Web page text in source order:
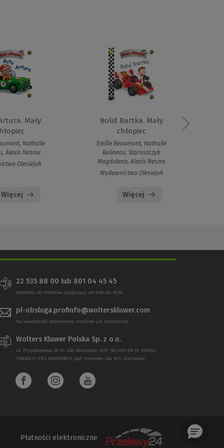
Mały
Nathalie
Alexis Nesme
Olesiejuk
Więcej
Bolid Bartka. Mały
chłopiec
Emilie Beaumont, Nathalie
Belineau, Staroszczyk
Magdalena, Alexis Nesme
Wydawnictwo Olesiejuk
Więcej
22 535 88 00 lub 801 04 45 45
Jesteśmy do Państwa dyspozycji od 8:00 do 16:00
pl-obsluga.profinfo@wolterskluwer.com
Na wiadomość odpowiemy możliwe jak najszybciej.
Wolters Kluwer Polska Sp. z o.o.
ul. Przyokopowa 33, 01-208 Warszawa; NIP: 583-001-89-31, REGON:
190610277, KRS: 0000709879, Sąd rejonowy dla M.S. Warszawy
Płatności elektroniczne
(Nowe
(Link